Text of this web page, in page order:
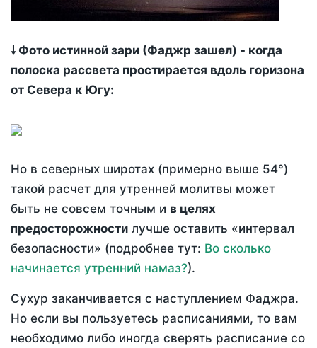
🠗 Фото истинной зари (Фаджр зашел) - когда
полоска рассвета простирается вдоль горизона
от Севера к Югу:
Но в северных широтах (примерно выше 54°)
такой расчет для утренней молитвы может
быть не совсем точным и в целях
предосторожности лучше оставить «интервал
безопасности» (подробнее тут: Во сколько
начинается утренний намаз?).
Сухур заканчивается с наступлением Фаджра.
Но если вы пользуетесь расписаниями, то вам
необходимо либо иногда сверять расписание со